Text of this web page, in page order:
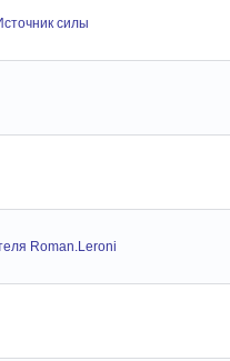
силы
Roman.Leroni